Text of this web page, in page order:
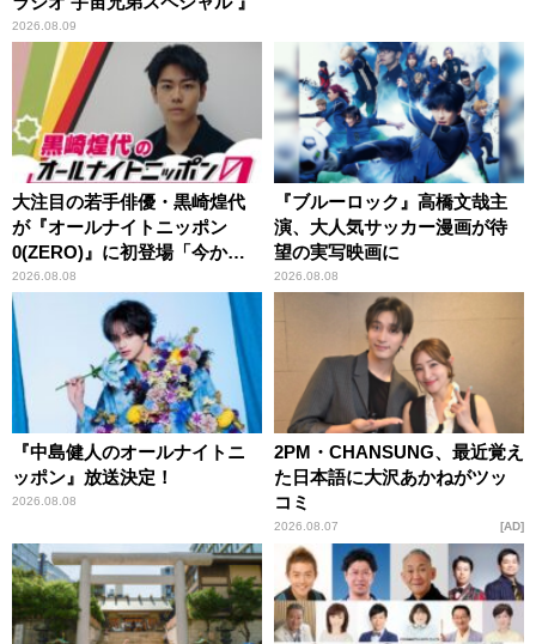
2026.08.09
大注目の若手俳優・黒崎煌代
が『オールナイトニッポン
0(ZERO)』に初登場「今から
とてもワクワクしておりま
す！」
2026.08.08
『ブルーロック』高橋文哉主
演、大人気サッカー漫画が待
望の実写映画に
2026.08.08
『中島健人のオールナイトニ
ッポン』放送決定！
2026.08.08
2PM・CHANSUNG、最近覚え
た日本語に大沢あかねがツッ
コミ
2026.08.07 AD